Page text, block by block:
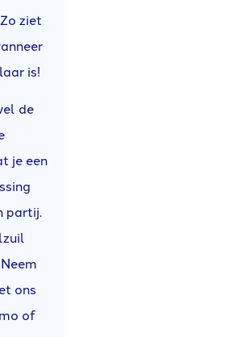
ziet
is!
de
je een
partij.
ons
of